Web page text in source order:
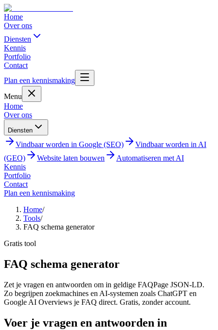
Home
Over ons
Diensten
Kennis
Portfolio
Contact
Plan een kennismaking
Menu
Home
Over ons
Diensten
Vindbaar worden in Google (SEO)
Vindbaar worden in AI
(GEO)
Website laten bouwen
Automatiseren met AI
Kennis
Portfolio
Contact
Plan een kennismaking
Home/
Tools/
FAQ schema generator
Gratis tool
FAQ schema generator
Zet je vragen en antwoorden om in geldige FAQPage JSON-LD.
Zo begrijpen zoekmachines en AI-systemen zoals ChatGPT en
Google AI Overviews je FAQ direct. Gratis, zonder account.
Voer je vragen en antwoorden in